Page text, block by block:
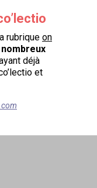
rubrique on
nombreux
déjà
et